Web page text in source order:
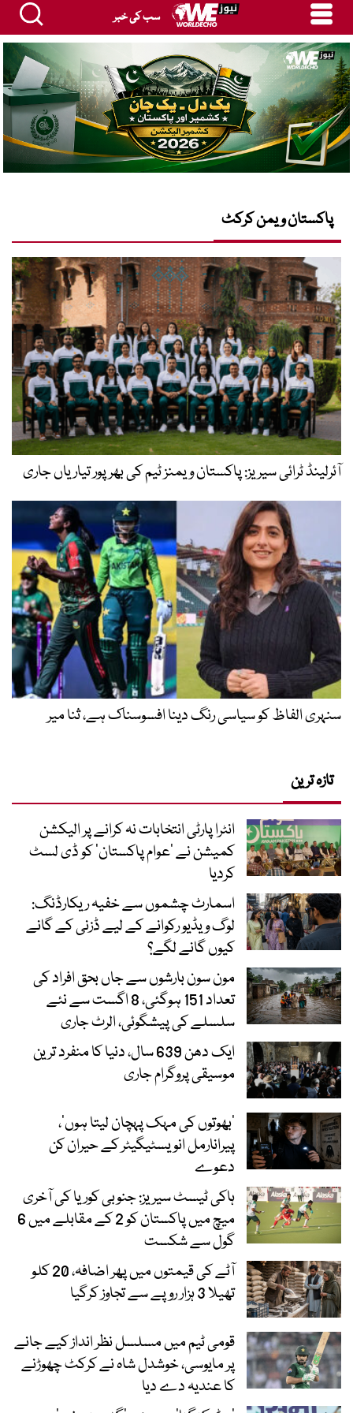
سب کی خبر
پاکستان ویمن کرکٹ
آئرلینڈ ٹرائی سیریز: پاکستان ویمنز ٹیم کی بھرپور تیاریاں جاری
سنہری الفاظ کو سیاسی رنگ دینا افسوسناک ہے، ثنا میر
تازہ ترین
انٹرا پارٹی انتخابات نہ کرانے پر الیکشن
کمیشن نے ’عوام پاکستان‘ کو ڈی لسٹ
کردیا
اسمارٹ چشموں سے خفیہ ریکارڈنگ:
لوگ ویڈیو رکوانے کے لیے ڈزنی کے گانے
کیوں گانے لگے؟
مون سون بارشوں سے جاں بحق افراد کی
تعداد 151 ہوگئی، 8 اگست سے نئے
سلسلے کی پیشگوئی، الرٹ جاری
ایک دھن 639 سال، دنیا کا منفرد ترین
موسیقی پروگرام جاری
‘بھوتوں کی مہک پہچان لیتا ہوں’،
پیرانارمل انویسٹیگیٹر کے حیران کن
دعوے
ہاکی ٹیسٹ سیریز: جنوبی کوریا کی آخری
میچ میں پاکستان کو 2 کے مقابلے میں 6
گول سے شکست
آٹے کی قیمتوں میں پھر اضافہ، 20 کلو
تھیلا 3 ہزار روپے سے تجاوز کرگیا
قومی ٹیم میں مسلسل نظر انداز کیے جانے
پر مایوسی، خوشدل شاہ نے کرکٹ چھوڑنے
کا عندیہ دے دیا